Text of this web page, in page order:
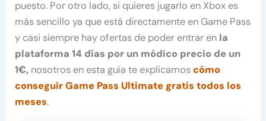
puesto. Por otro lado, si quieres jugarlo en Xbox es
más sencillo ya que está directamente en Game Pass
y casi siempre hay ofertas de poder entrar en la
plataforma 14 días por un módico precio de un
1€, nosotros en esta guía te explicamoscómo
conseguir Game Pass Ultimate gratis todos los
meses.